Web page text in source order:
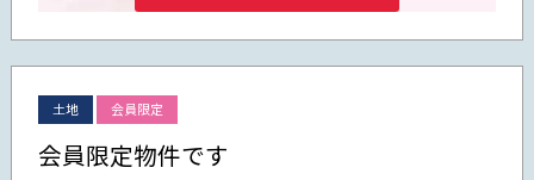
土地 会員限定
会員限定物件です